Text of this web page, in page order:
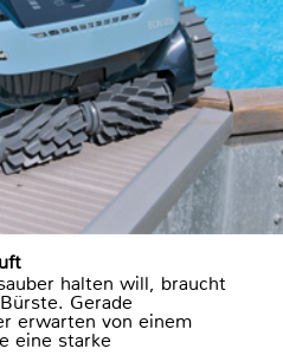
halten will, braucht
Gerade
erwarten von einem
eine starke